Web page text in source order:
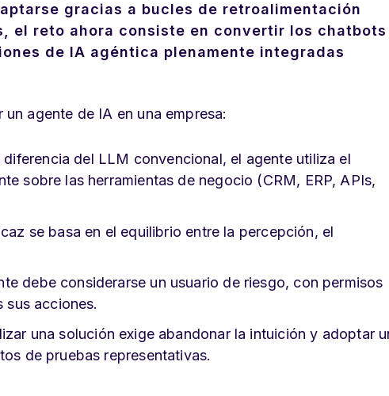
gracias a bucles de retroalimentación
el reto ahora consiste en convertir los chatbots
de IA agéntica plenamente integradas
agente de IA en una empresa:
diferencia del LLM convencional, el agente utiliza el
sobre las herramientas de negocio (CRM, ERP, APIs,
se basa en el equilibrio entre la percepción, el
debe considerarse un usuario de riesgo, con permisos
sus acciones.
una solución exige abandonar la intuición y adoptar
de pruebas representativas.